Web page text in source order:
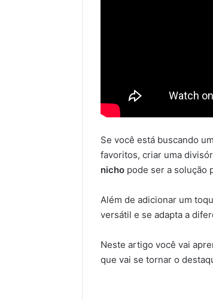
Se você está buscando
favoritos, criar uma
nicho pode ser a solução
Além de adicionar um
versátil e se adapta a
Neste artigo você vai
que vai se tornar o